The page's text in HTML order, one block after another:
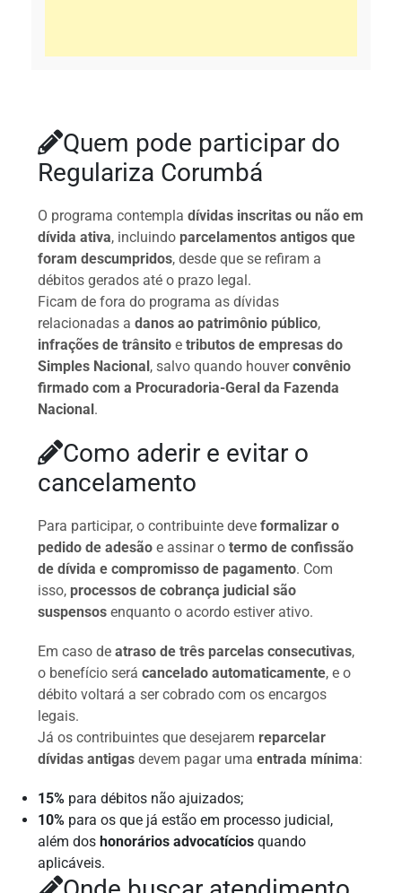
Quem pode participar do
Regulariza Corumbá
O programa contempladívidas inscritas ou não em
dívida ativa, incluindo parcelamentos antigos que
foram descumpridos, desde que se refiram a
débitos gerados até o prazo legal.
Ficam de fora do programa as dívidas
relacionadas adanos ao patrimônio público,
infrações de trânsito etributos de empresas do
Simples Nacional, salvo quando houverconvênio
firmado com a Procuradoria-Geral da Fazenda
Nacional.
Como aderir e evitar o
cancelamento
Para participar, o contribuinte deveformalizar o
pedido de adesão e assinar otermo de confissão
de dívida e compromisso de pagamento. Com
isso, processos de cobrança judicial são
suspensos enquanto o acordo estiver ativo.
Em caso deatraso de três parcelas consecutivas,
o benefício serácancelado automaticamente, e o
débito voltará a ser cobrado com os encargos
legais.
Já os contribuintes que desejarem reparcelar
dívidas antigas devem pagar umaentrada mínima:
15% para débitos não ajuizados;
10% para os que já estão em processo judicial,
além doshonorários advocatícios quando
aplicáveis.